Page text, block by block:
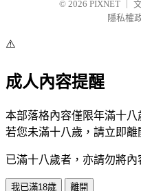
© 2026 PIXNET
隱私權
⚠️
成人內容提醒
本部落格內容僅限年滿十八
若您未滿十八歲，請立即離
已滿十八歲者，亦請勿將內
我已滿18歲 離開